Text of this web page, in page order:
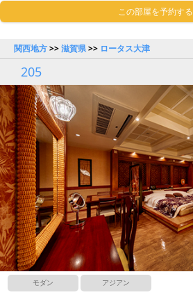
この部屋を予約する
関西地方>>滋賀県>> ロータス大津
205
モダン アジアン